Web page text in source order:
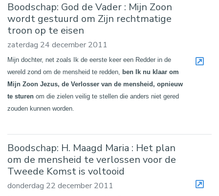
Boodschap: God de Vader : Mijn Zoon
wordt gestuurd om Zijn rechtmatige
troon op te eisen
zaterdag 24 december 2011
Mijn dochter, net zoals Ik de eerste keer een Redder in de
wereld zond om de mensheid te redden, ben Ik nu klaar om
Mijn Zoon Jezus, de Verlosser van de mensheid, opnieuw
te sturen om die zielen veilig te stellen die anders niet gered
zouden kunnen worden.
Boodschap: H. Maagd Maria : Het plan
om de mensheid te verlossen voor de
Tweede Komst is voltooid
donderdag 22 december 2011